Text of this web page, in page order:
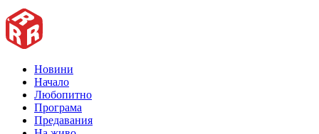
Новини
Начало
Любопитно
Програма
Предавания